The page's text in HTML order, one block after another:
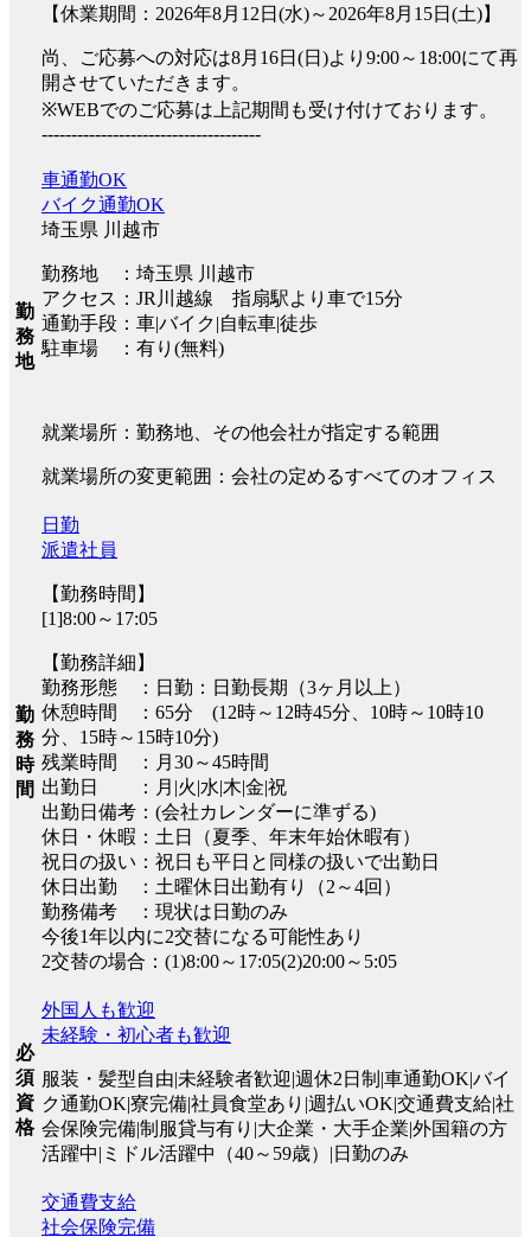
【休業期間：2026年8月12日(水)～2026年8月15日(土)】
尚、ご応募への対応は8月16日(日)より9:00～18:00にて再
開させていただきます。
※WEBでのご応募は上記期間も受け付けております。
-------------------------------------
勤
務
地
車通勤OK
バイク通勤OK
埼玉県 川越市
勤務地 ：埼玉県 川越市
アクセス：JR川越線 指扇駅より車で15分
通勤手段：車|バイク|自転車|徒歩
駐車場 ：有り(無料)
就業場所：勤務地、その他会社が指定する範囲
就業場所の変更範囲：会社の定めるすべてのオフィス
勤
務
時
間
日勤
派遣社員
【勤務時間】
[1]8:00～17:05
【勤務詳細】
勤務形態 ：日勤：日勤長期（3ヶ月以上）
休憩時間 ：65分 (12時～12時45分、10時～10時10
分、15時～15時10分)
残業時間 ：月30～45時間
出勤日 ：月|火|水|木|金|祝
出勤日備考：(会社カレンダーに準ずる)
休日・休暇：土日（夏季、年末年始休暇有）
祝日の扱い：祝日も平日と同様の扱いで出勤日
休日出勤 ：土曜休日出勤有り（2～4回）
勤務備考 ：現状は日勤のみ
今後1年以内に2交替になる可能性あり
2交替の場合：(1)8:00～17:05(2)20:00～5:05
必
須
資
格
外国人も歓迎
未経験・初心者も歓迎
服装・髪型自由|未経験者歓迎|週休2日制|車通勤OK|バイ
ク通勤OK|寮完備|社員食堂あり|週払いOK|交通費支給|社
会保険完備|制服貸与有り|大企業・大手企業|外国籍の方
活躍中|ミドル活躍中（40～59歳）|日勤のみ
交通費支給
社会保険完備